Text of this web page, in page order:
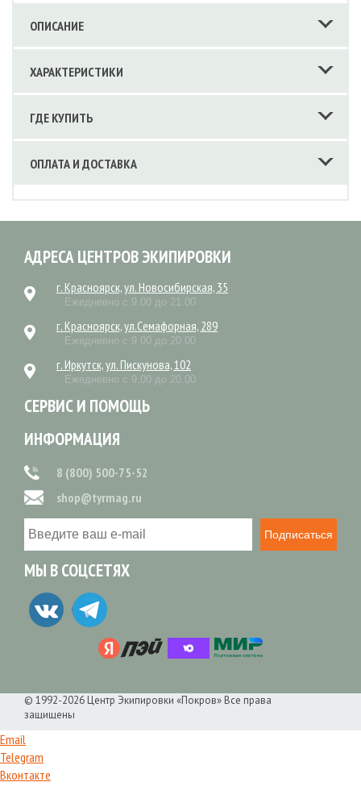
ОПИСАНИЕ
ХАРАКТЕРИСТИКИ
ГДЕ КУПИТЬ
ОПЛАТА И ДОСТАВКА
АДРЕСА ЦЕНТРОВ ЭКИПИРОВКИ
г. Красноярск, ул. Новосибирская, 35
Ежедневно с 9.00 до 21.00
г. Красноярск, ул.Семафорная, 289
Ежедневно с 9.00 до 20.00
г. Иркутск, ул. Пискунова, 102
Ежедневно с 9.00 до 20.00
СЕРВИС И ПОМОЩЬ
ИНФОРМАЦИЯ
8 (800) 500-75-52
shop@tyrmag.ru
Подписаться
МЫ В СОЦСЕТЯХ
© 1992-2026 Центр Экипировки «Покров» Все права
защищены
Email
Telegram
Вконтакте